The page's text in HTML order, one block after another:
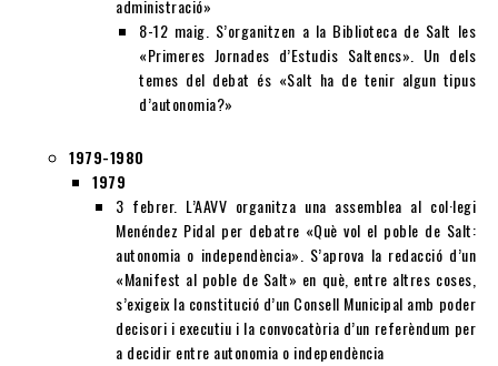
administració»
8-12 maig. S’organitzen a la Biblioteca de Salt les
«Primeres Jornades d’Estudis Saltencs». Un dels
temes del debat és «Salt ha de tenir algun tipus
d’autonomia?»
1979-1980
1979
3 febrer. L’AAVV organitza una assemblea al col·legi
Menéndez Pidal per debatre «Què vol el poble de Salt:
autonomia o independència». S’aprova la redacció d’un
«Manifest al poble de Salt» en què, entre altres coses,
s’exigeix la constitució d’un Consell Municipal amb poder
decisori i executiu i la convocatòria d’un referèndum per
a decidir entre autonomia o independència